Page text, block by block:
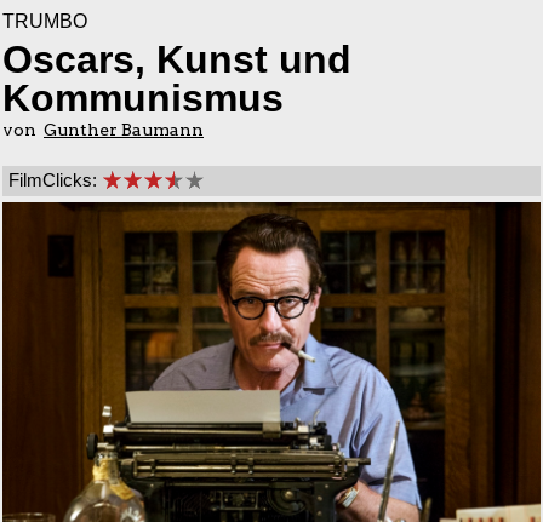
TRUMBO
Oscars, Kunst und
Kommunismus
von Gunther Baumann
FilmClicks: